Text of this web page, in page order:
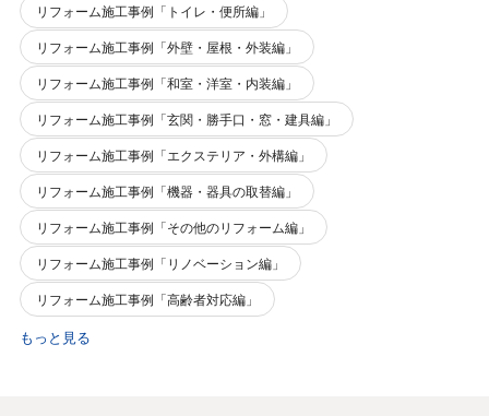
リフォーム施工事例「トイレ・便所編」
リフォーム施工事例「外壁・屋根・外装編」
リフォーム施工事例「和室・洋室・内装編」
リフォーム施工事例「玄関・勝手口・窓・建具編」
リフォーム施工事例「エクステリア・外構編」
リフォーム施工事例「機器・器具の取替編」
リフォーム施工事例「その他のリフォーム編」
リフォーム施工事例「リノベーション編」
リフォーム施工事例「高齢者対応編」
もっと見る